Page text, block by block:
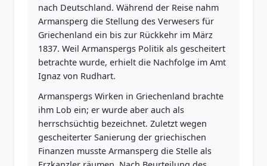
nach Deutschland. Während der Reise nahm
Armansperg die Stellung des Verwesers für
Griechenland ein bis zur Rückkehr im März
1837. Weil Armanspergs Politik als gescheitert
betrachte wurde, erhielt die Nachfolge im Amt
Ignaz von Rudhart.
Armanspergs Wirken in Griechenland brachte
ihm Lob ein; er wurde aber auch als
herrschsüchtig bezeichnet. Zuletzt wegen
gescheiterter Sanierung der griechischen
Finanzen musste Armansperg die Stelle als